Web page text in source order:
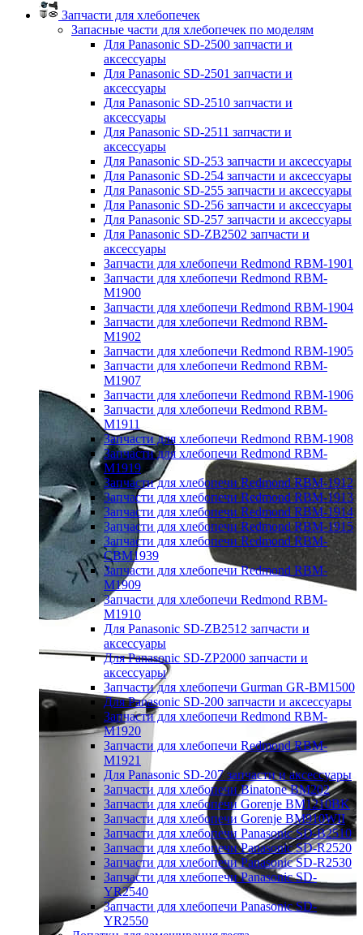
Запчасти для хлебопечек
Запасные части для хлебопечек по моделям
Для Panasonic SD-2500 запчасти и
аксессуары
Для Panasonic SD-2501 запчасти и
аксессуары
Для Panasonic SD-2510 запчасти и
аксессуары
Для Panasonic SD-2511 запчасти и
аксессуары
Для Panasonic SD-253 запчасти и аксессуары
Для Panasonic SD-254 запчасти и аксессуары
Для Panasonic SD-255 запчасти и аксессуары
Для Panasonic SD-256 запчасти и аксессуары
Для Panasonic SD-257 запчасти и аксессуары
Для Panasonic SD-ZB2502 запчасти и
аксессуары
Запчасти для хлебопечи Redmond RBM-1901
Запчасти для хлебопечи Redmond RBM-
M1900
Запчасти для хлебопечи Redmond RBM-1904
Запчасти для хлебопечи Redmond RBM-
M1902
Запчасти для хлебопечи Redmond RBM-1905
Запчасти для хлебопечи Redmond RBM-
M1907
Запчасти для хлебопечи Redmond RBM-1906
Запчасти для хлебопечи Redmond RBM-
M1911
Запчасти для хлебопечи Redmond RBM-1908
Запчасти для хлебопечи Redmond RBM-
M1919
Запчасти для хлебопечи Redmond RBM-1912
Запчасти для хлебопечи Redmond RBM-1913
Запчасти для хлебопечи Redmond RBM-1914
Запчасти для хлебопечи Redmond RBM-1915
Запчасти для хлебопечи Redmond RBM-
CBM1939
Запчасти для хлебопечи Redmond RBM-
M1909
Запчасти для хлебопечи Redmond RBM-
M1910
Для Panasonic SD-ZB2512 запчасти и
аксессуары
Для Panasonic SD-ZP2000 запчасти и
аксессуары
Запчасти для хлебопечи Gurman GR-BM1500
Для Panasonic SD-200 запчасти и аксессуары
Запчасти для хлебопечи Redmond RBM-
M1920
Запчасти для хлебопечи Redmond RBM-
M1921
Для Panasonic SD-207 запчасти и аксессуары
Запчасти для хлебопечи Binatone BM202
Запчасти для хлебопечи Gorenje BM1210BK
Запчасти для хлебопечи Gorenje BM910WII
Запчасти для хлебопечи Panasonic SD-B2510
Запчасти для хлебопечи Panasonic SD-R2520
Запчасти для хлебопечи Panasonic SD-R2530
Запчасти для хлебопечи Panasonic SD-
YR2540
Запчасти для хлебопечи Panasonic SD-
YR2550